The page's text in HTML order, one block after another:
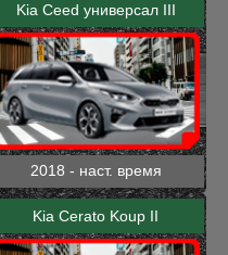
Kia Ceed универсал III
2018 - наст. время
Kia Cerato Koup II